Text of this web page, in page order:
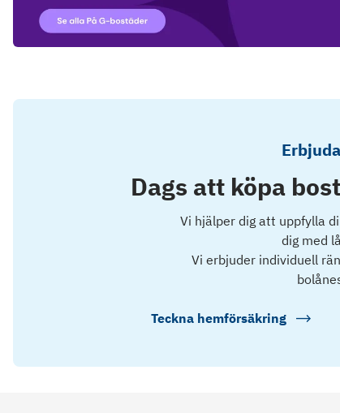
Dags att köpa
Vi hjälper dig att uppfylla
dig med
Vi erbjuder individuell
Teckna hemförsäkring